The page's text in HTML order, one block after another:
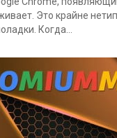
Это крайне
Когда…